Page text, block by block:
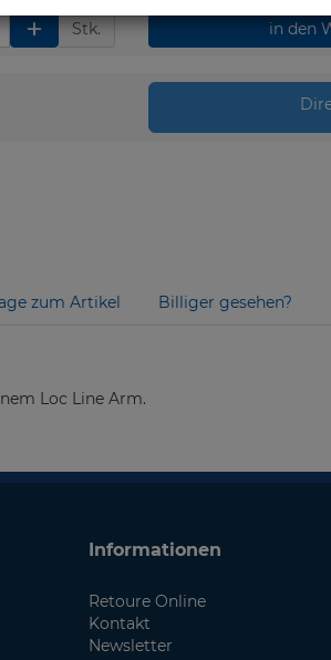
Stk. in den
zum Artikel Billiger gesehen?
Loc Line Arm.
Informationen
Retoure Online
Kontakt
Newsletter